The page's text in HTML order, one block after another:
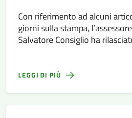
Con riferimento ad alcuni
giorni sulla stampa,
Salvatore Consiglio ha
LEGGI DI PIÙ